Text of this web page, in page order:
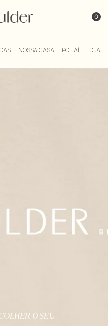
NOSSA CASA POR AÍ LOJA
O SEU